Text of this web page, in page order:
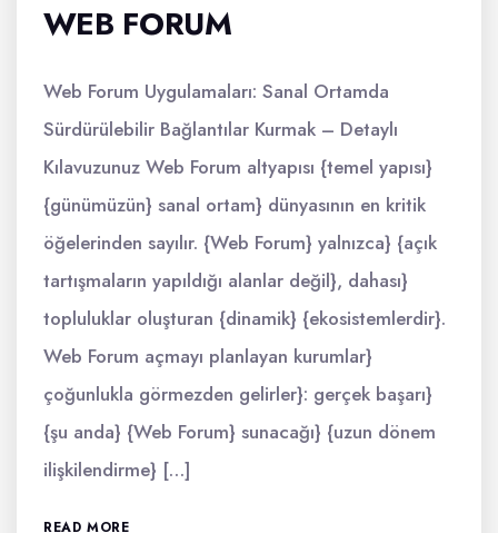
WEB FORUM
Web Forum Uygulamaları: Sanal Ortamda
Sürdürülebilir Bağlantılar Kurmak – Detaylı
Kılavuzunuz Web Forum altyapısı {temel yapısı}
{günümüzün} sanal ortam} dünyasının en kritik
öğelerinden sayılır. {Web Forum} yalnızca} {açık
tartışmaların yapıldığı alanlar değil}, dahası}
topluluklar oluşturan {dinamik} {ekosistemlerdir}.
Web Forum açmayı planlayan kurumlar}
çoğunlukla görmezden gelirler}: gerçek başarı}
{şu anda} {Web Forum} sunacağı} {uzun dönem
ilişkilendirme} […]
READ MORE